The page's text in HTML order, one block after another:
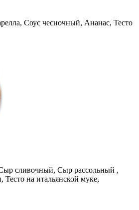
Соус чесночный, Ананас, Тесто
сливочный, Сыр рассольный ,
на итальянской муке,